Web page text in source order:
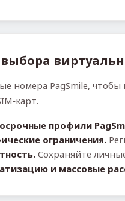
номера PagSmile,
профили
ограничения.
Сохраняйте
и массовые